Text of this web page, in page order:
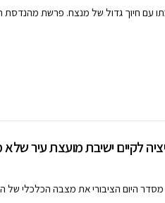
עם חיוך גדול של מנצח. פרשת
לקיים ישיבת מועצת עיר שלא
היום הציבורי את מצבה הכלכלי של